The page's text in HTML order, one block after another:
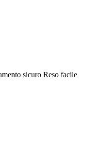
sicuro Reso facile